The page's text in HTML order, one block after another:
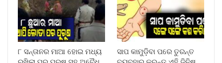
୮ ସନ୍ତାନର ମାଆ ହୋଇ ମଧ୍ୟ
ସାପ କାମୁଡ଼ିବା ପରେ ତୁରନ୍ତ